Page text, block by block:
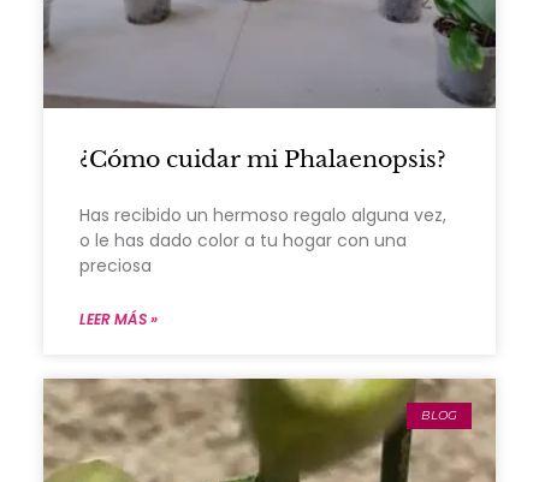
¿Cómo cuidar mi Phalaenopsis?
Has recibido un hermoso regalo alguna vez,
o le has dado color a tu hogar con una
preciosa
LEER MÁS »
BLOG